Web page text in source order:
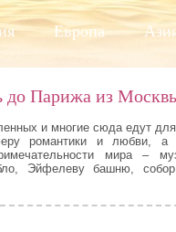
Европа
до Парижа из
и многие сюда едут для
романтики и любви, а
мира –
Эйфелеву башню,